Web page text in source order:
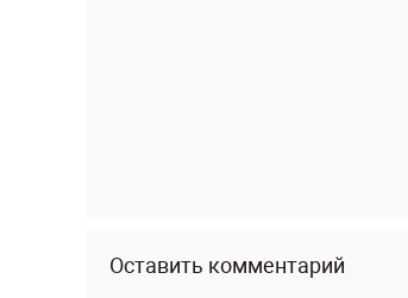
Оставить комментарий